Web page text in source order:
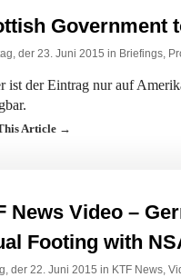
Government
der 23. Juni 2015 in Briefings,
ist der Eintrag nur auf
Article →
News Video –
Footing with
der 22. Juni 2015 in KTF News,